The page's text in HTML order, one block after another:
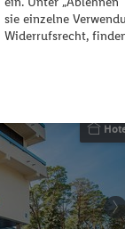
2 Pers. / 2 Nächte
/ 114 € Gesamt
sie einzelne
Widerrufsrecht,